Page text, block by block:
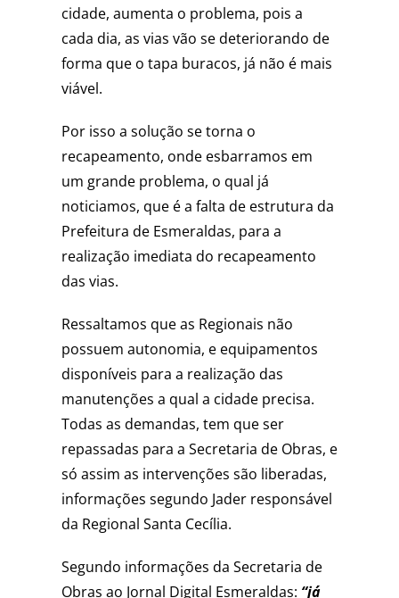
cidade, aumenta o problema, pois a
cada dia, as vias vão se deteriorando de
forma que o tapa buracos, já não é mais
viável.
Por isso a solução se torna o
recapeamento, onde esbarramos em
um grande problema, o qual já
noticiamos, que é a falta de estrutura da
Prefeitura de Esmeraldas, para a
realização imediata do recapeamento
das vias.
Ressaltamos que as Regionais não
possuem autonomia, e equipamentos
disponíveis para a realização das
manutenções a qual a cidade precisa.
Todas as demandas, tem que ser
repassadas para a Secretaria de Obras, e
só assim as intervenções são liberadas,
informações segundo Jader responsável
da Regional Santa Cecília.
Segundo informações da Secretaria de
Obras ao Jornal Digital Esmeraldas: “já